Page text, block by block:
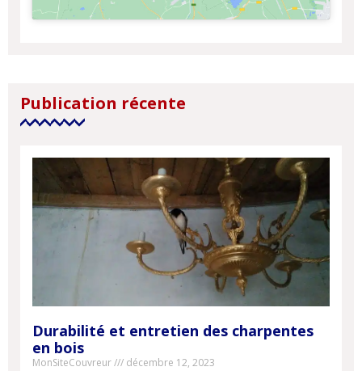
Publication récente
Durabilité et entretien des charpentes
en bois
MonSiteCouvreur décembre 12, 2023